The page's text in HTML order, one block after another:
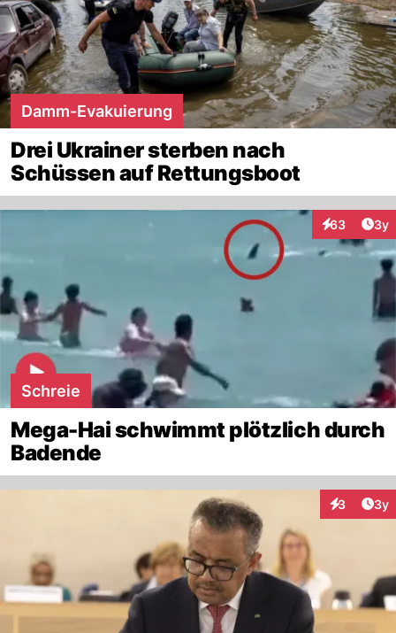
Damm-Evakuierung
Drei Ukrainer sterben nach
Schüssen auf Rettungsboot
63
Interaktionen
3y
Schreie
Mega-Hai schwimmt plötzlich durch
Badende
3 3y